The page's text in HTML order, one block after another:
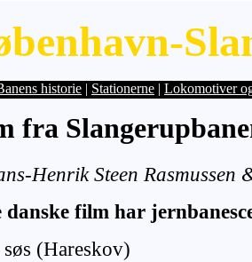
historie | Stationerne | Lokomotiver
fra
Henrik Steen Rasmussen
danske film har
søs (Hareskov)